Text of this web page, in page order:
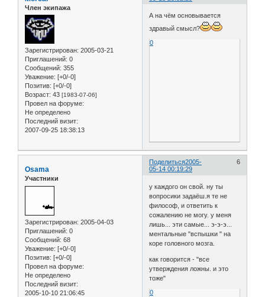
Член экипажа
Зарегистрирован: 2005-03-21
Приглашений: 0
Сообщений: 355
Уважение: [+0/-0]
Позитив: [+0/-0]
Возраст: 43 [1983-07-06]
Провел на форуме:
Не определено
Последний визит:
2007-09-25 18:38:13
А на чём основывается
здравый смысл?
0
Поделиться 6
2005-
05-14 00:19:29
Osama
Участники
Зарегистрирован: 2005-04-03
Приглашений: 0
Сообщений: 68
Уважение: [+0/-0]
Позитив: [+0/-0]
Провел на форуме:
Не определено
Последний визит:
2005-10-10 21:06:45
у каждого он свой. ну ты
вопросики задаёш.я те не
философ, и ответить к
сожалению не могу. у меня
лишь... эти самые... э-э-э...
ментальные "вспышки " на
коре головного мозга.
как говорится - "все
утверждения ложны. и это
тоже"
0